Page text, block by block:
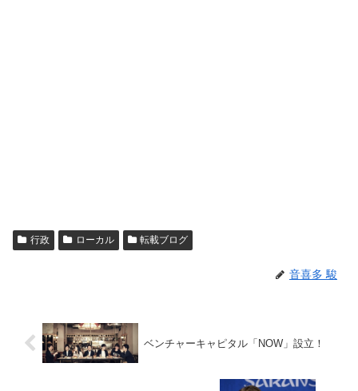
行政 ローカル 転載ブログ
音喜多 駿
ベンチャーキャピタル「NOW」設立！